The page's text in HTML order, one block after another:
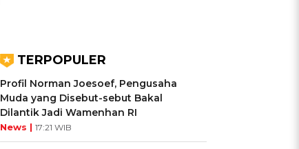
TERPOPULER
Profil Norman Joesoef, Pengusaha
Muda yang Disebut-sebut Bakal
Dilantik Jadi Wamenhan RI
News | 17:21 WIB